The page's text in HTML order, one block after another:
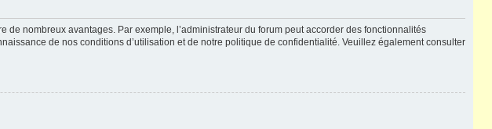
de nombreux avantages. Par exemple, l’administrateur du forum peut accorder des fonctionnalités
de nos conditions d’utilisation et de notre politique de confidentialité. Veuillez également consulter